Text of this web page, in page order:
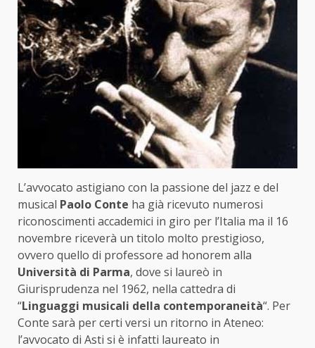
L’avvocato astigiano con la passione del jazz e del
musical Paolo Conte ha già ricevuto numerosi
riconoscimenti accademici in giro per l’Italia ma il 16
novembre riceverà un titolo molto prestigioso,
ovvero quello di professore ad honorem alla
Università di Parma, dove si laureò in
Giurisprudenza nel 1962, nella cattedra di
“Linguaggi musicali della contemporaneità“. Per
Conte sarà per certi versi un ritorno in Ateneo:
l’avvocato di Asti si è infatti laureato in